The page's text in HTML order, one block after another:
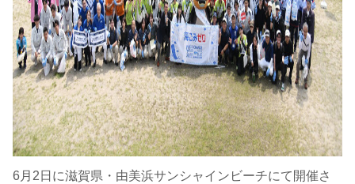
6月2日に滋賀県・由美浜サンシャインビーチにて開催さ